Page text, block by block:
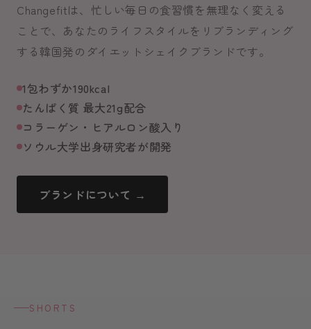
Changefitは、忙しい毎日の食習慣を無理なく変える
ことで、あなたのライフスタイルをリブランディング
する韓国発のダイエットシェイクブランドです。
1包わずか190kcal
たんぱく質 最大21g配合
コラーゲン・ヒアルロン酸入り
ソウル大学出身研究者が開発
ブランドについて →
SHORTS